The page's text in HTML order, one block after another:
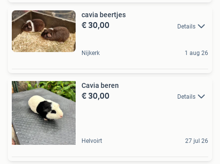
cavia beertjes
€ 30,00 Details
Nijkerk 1 aug 26
Cavia beren
€ 30,00 Details
Helvoirt 27 jul 26